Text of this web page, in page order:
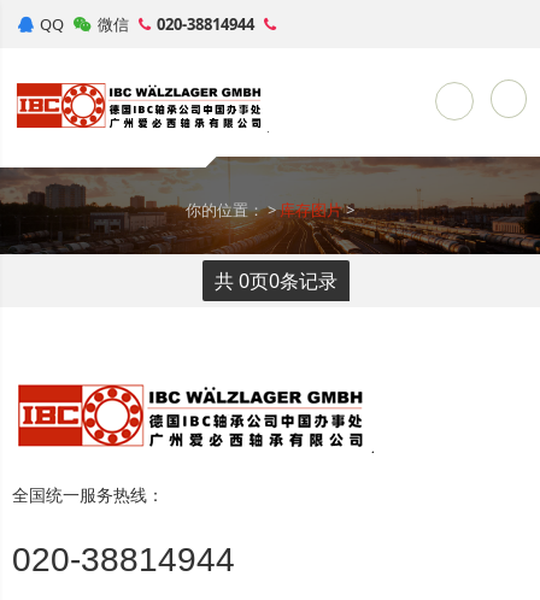
QQ 微信 020-38814944
Toggle
你的位置：>库存图片>
共0页0条记录
全国统一服务热线：
020-38814944